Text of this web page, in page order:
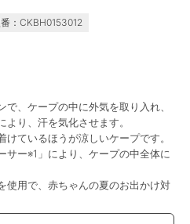
ェイ
エルゴベビ
ップシートキ
ニキスブラッ
ダッドウェイ
【ergobaby エルゴベビ
ー】 AWAY(アウェイ)/ミ
ッドナイトブルー
¥ 13,200
：CKBH0153012
、ケープの中に外気を取り入れ、
り、汗を気化させます。
ているほうが涼しいケープです。
サー※1」により、ケープの中全体に
使用で、赤ちゃんの夏のお出かけ対
に外気が取り込まれます。